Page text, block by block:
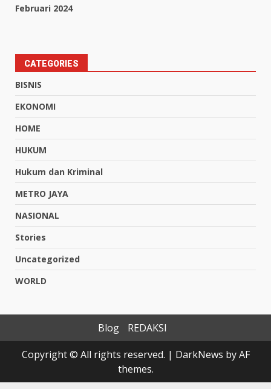
Februari 2024
CATEGORIES
BISNIS
EKONOMI
HOME
HUKUM
Hukum dan Kriminal
METRO JAYA
NASIONAL
Stories
Uncategorized
WORLD
Blog
REDAKSI
Copyright © All rights reserved. | DarkNews by AF
themes.